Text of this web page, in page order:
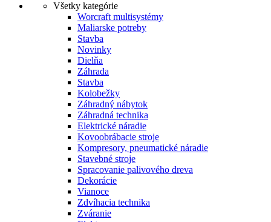
Všetky kategórie
Worcraft multisystémy
Maliarske potreby
Stavba
Novinky
Dielňa
Záhrada
Stavba
Kolobežky
Záhradný nábytok
Záhradná technika
Elektrické náradie
Kovoobrábacie stroje
Kompresory, pneumatické náradie
Stavebné stroje
Spracovanie palivového dreva
Dekorácie
Vianoce
Zdvíhacia technika
Zváranie